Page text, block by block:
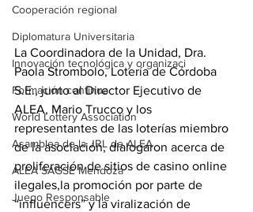
Cooperación regional
Diplomatura Universitaria
Innovación tecnológica y organizaci
Formación continua
World Lottery Association
Asamblea de la JRL de ALEA
ALEA SAGSE Mendoza
Juego Responsable
La Coordinadora de la Unidad, Dra.
Paola Strombolo, Lotería de Córdoba
S.E., junto al Director Ejecutivo de
ALEA, Mario Trucco y los
representantes de las loterías miembro
de la asociación, dialogaron acerca de
proliferación de sitios de casino online
ilegales,la promoción por parte de
“influencers” y la viralización de